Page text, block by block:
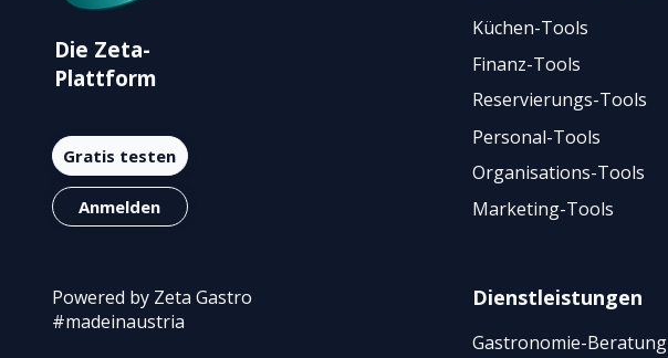
Die Zeta-
Plattform
Gratis testen
Anmelden
Powered by Zeta Gastro
#madeinaustria
Küchen-Tools
Finanz-Tools
Reservierungs-Tools
Personal-Tools
Organisations-Tools
Marketing-Tools
Dienstleistungen
Gastronomie-Beratung